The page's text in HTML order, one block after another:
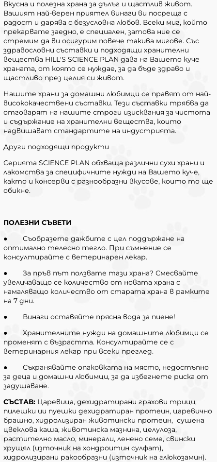
Вкусна и полезна храна за дълъг и щастлив живот.
Вашият най-верен приятел винаги ви посреща с
радост и дарява с безусловна любов. Всеки миг, който
прекарвате заедно, е специален, затова ние се
стремим да ви осигурим повече такива мигове. Със
здравословни съставки и подходящи хранителни
вещества HILL'S SCIENCE PLAN дава на Вашето куче
храната, от която се нуждае, за да бъде здраво и
щастливо през целия си живот.
Нашите храни за домашни любимци се правят от най-
висококачествени съставки. Тези съставки трябва да
отговарят на нашите строги изисквания за чистота
и съдържание на хранителни вещества, които
надвишават стандартите на индустрията.
Други подходящи продукти
Серията SCIENCE PLAN обхваща различни сухи храни и
лакомства за специфичните нужди на Вашето куче,
както и консерви с разнообразни вкусове, които то ще
обикне.
ПОЛЕЗНИ СЪВЕТИ
● Съобразете дажбите с цел поддържане на
оптимално телесно тегло. При съмнение се
консултирайте с ветеринарен лекар.
● За пръв път ползвате тази храна? Смесвайте
увеличаващо се количество от новата храна с
намаляващо количество от старата храна в рамките
на 7 дни.
● Винаги оставяйте прясна вода за пиене!
● Хранителните нужди на домашните любимци се
променят с възрастта. Консултирайте се с
ветеринарния лекар при всеки преглед.
● Съхранявайте опаковката на място, недостъпно
за деца и домашни любимци, за да избегнете риска от
задушаване.
СЪСТАВ: Царевица, дехидратирани грахови трици,
пилешки ии пуешки дехидратиран протеин, царевично
брашно, хидролизиран животински протеин, сушена
цвеклова каша, животинска мазнина, целулоза,
растително масло, минерали, ленено семе, свински
хрущял (източник на хондроитин сулфат),
хидролизирани ракообразни (източник на глюкозамин).